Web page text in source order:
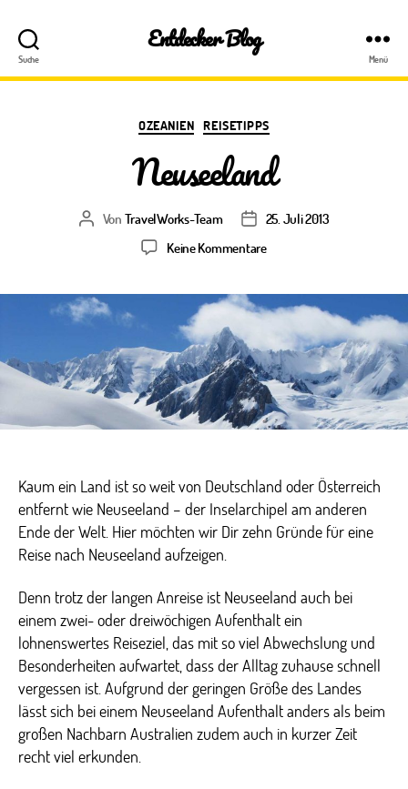
Suche
Entdecker Blog
Menü
Kategorien
OZEANIEN REISETIPPS
Neuseeland
Beitragsautor
Von TravelWorks-Team Veröffentlichungsdatum
25. Juli 2013
Keine Kommentarezu
Kaum ein Land ist so weit von Deutschland oder Österreich
entfernt wie Neuseeland – der Inselarchipel am anderen
Ende der Welt. Hier möchten wir Dir zehn Gründe für eine
Reise nach Neuseeland aufzeigen.
Denn trotz der langen Anreise ist Neuseeland auch bei
einem zwei- oder dreiwöchigen Aufenthalt ein
lohnenswertes Reiseziel, das mit so viel Abwechslung und
Besonderheiten aufwartet, dass der Alltag zuhause schnell
vergessen ist. Aufgrund der geringen Größe des Landes
lässt sich bei einem Neuseeland Aufenthalt anders als beim
großen Nachbarn Australien zudem auch in kurzer Zeit
recht viel erkunden.